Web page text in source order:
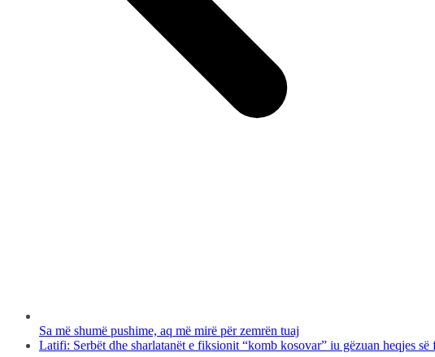
Sa më shumë pushime, aq më mirë për zemrën tuaj
Latifi: Serbët dhe sharlatanët e fiksionit “komb kosovar” iu gëzuan heqjes